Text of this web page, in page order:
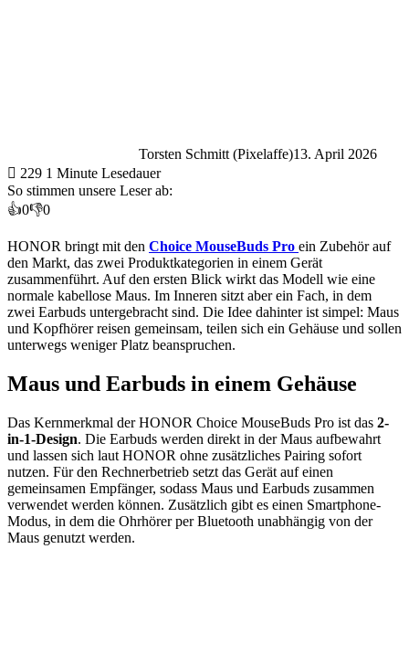
Torsten Schmitt (Pixelaffe)13. April 2026
229 1 Minute Lesedauer
So stimmen unsere Leser ab:
👍0👎0
HONOR bringt mit den Choice MouseBuds Pro ein Zubehör auf
den Markt, das zwei Produktkategorien in einem Gerät
zusammenführt. Auf den ersten Blick wirkt das Modell wie eine
normale kabellose Maus. Im Inneren sitzt aber ein Fach, in dem
zwei Earbuds untergebracht sind. Die Idee dahinter ist simpel: Maus
und Kopfhörer reisen gemeinsam, teilen sich ein Gehäuse und sollen
unterwegs weniger Platz beanspruchen.
Maus und Earbuds in einem Gehäuse
Das Kernmerkmal der HONOR Choice MouseBuds Pro ist das 2-
in-1-Design. Die Earbuds werden direkt in der Maus aufbewahrt
und lassen sich laut HONOR ohne zusätzliches Pairing sofort
nutzen. Für den Rechnerbetrieb setzt das Gerät auf einen
gemeinsamen Empfänger, sodass Maus und Earbuds zusammen
verwendet werden können. Zusätzlich gibt es einen Smartphone-
Modus, in dem die Ohrhörer per Bluetooth unabhängig von der
Maus genutzt werden.